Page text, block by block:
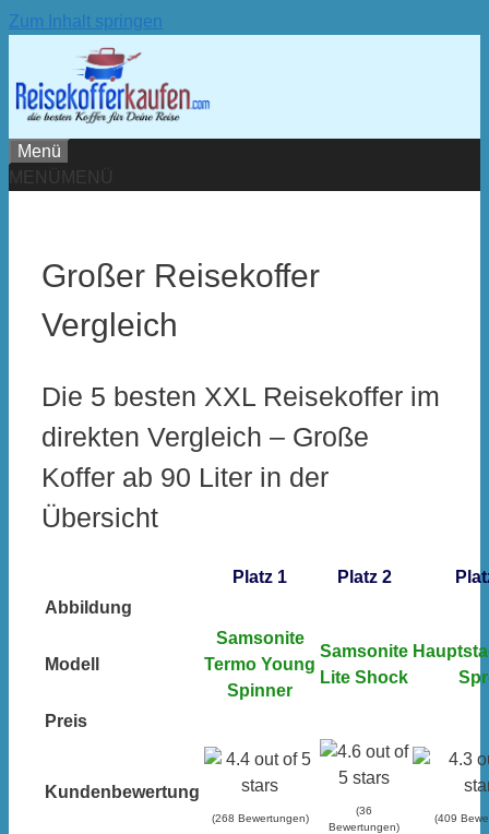
Zum Inhalt springen
Menü
MENÜ
MENÜ
Großer Reisekoffer
Vergleich
Die 5 besten XXL Reisekoffer im
direkten Vergleich – Große
Koffer ab 90 Liter in der
Übersicht
Platz 1 Platz 2
Abbildung
Modell
Samsonite
Termo Young
Spinner
Samsonite
Lite Shock
Preis
Kundenbewertung
(268 Bewertungen)
(36
Bewertungen)
(409